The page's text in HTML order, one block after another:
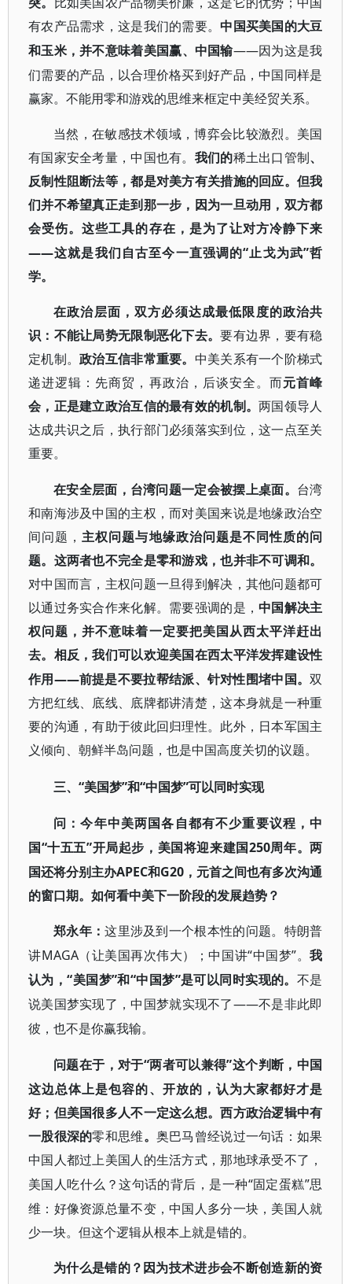
突。
比如美国农产品物美价廉，这是它的优势；中国
有农产品需求，这是我们的需要。中国买美国的大豆
和玉米，并不意味着美国赢、中国输——因为这是我
们需要的产品，以合理价格买到好产品，中国同样是
赢家。不能用零和游戏的思维来框定中美经贸关系。
当然，在敏感技术领域，博弈会比较激烈。美国
有国家安全考量，中国也有。 我们的稀土出口管制 、
反制性阻断法等，都是对美方有关措施的回应。但我
们并不希望真正走到那一步，因为一旦动用，双方都
会受伤。这些工具的存在，是为了让对方冷静下来
——这就是我们自古至今一直强调的“止戈为武”哲
学。
在政治层面，双方必须达成最低限度的政治共
识：不能让局势无限制恶化下去。要有边界，要有稳
定机制。政治互信非常重要。 中美关系有一个阶梯式
递进逻辑：先商贸，再政治，后谈安全。而元首峰
会，正是建立政治互信的最有效的机制。两国领导人
达成共识之后，执行部门必须落实到位，这一点至关
重要。
在安全层面，台湾问题一定会被摆上桌面。 台湾
和南海涉及中国的主权，而对美国来说是地缘政治空
间问题， 主权问题与地缘政治问题是不同性质的问
题。这两者也不完全是零和游戏，也并非不可调和。
对中国而言，主权问题一旦得到解决，其他问题都可
以通过务实合作来化解。需要强调的是，中国解决主
权问题，并不意味着一定要把美国从西太平洋赶出
去。相反，我们可以欢迎美国在西太平洋发挥建设性
作用 ——前提是不要拉帮结派、针对性围堵中国。双
方把红线、底线、底牌都讲清楚，这本身就是一种重
要的沟通，有助于彼此回归理性。此外，日本军国主
义倾向、朝鲜半岛问题，也是中国高度关切的议题。
三、 “美国梦”和“中国梦”可以同时实现
问：今年中美两国各自都有不少重要议程，中
国“十五五”开局起步，美国将迎来建国250周年。两
国还将分别主办APEC和G20，元首之间也有多次沟通
的窗口期。如何看中美下一阶段的发展趋势？
郑永年：这里涉及到一个根本性的问题。特朗普
讲MAGA（让美国再次伟大）；中国讲“中国梦”。我
认为，“美国梦”和“中国梦”是可以同时实现的。
不是
说美国梦实现了，中国梦就实现不了——不是非此即
彼，也不是你赢我输。
问题在于，对于“两者可以兼得”这个判断，中国
这边总体上是包容的、开放的，认为大家都好才是
好；但美国很多人不一定这么想。西方政治逻辑中有
一股很深的零和思维。 奥巴马曾经说过一句话：如果
中国人都过上美国人的生活方式，那地球承受不了，
美国人吃什么？这句话的背后，是一种“固定蛋糕”思
维：好像资源总量不变，中国人多分一块，美国人就
少一块。但这个逻辑从根本上就是错的。
为什么是错的？因为技术进步会不断创造新的资